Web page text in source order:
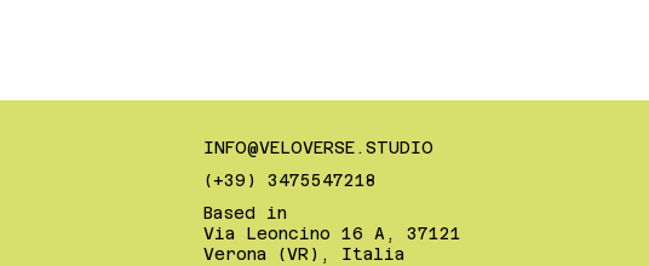
INFO@VELOVERSE.STUDIO
(+39) 3475547218
Based in
Via Leoncino 16 A, 37121
Verona (VR), Italia